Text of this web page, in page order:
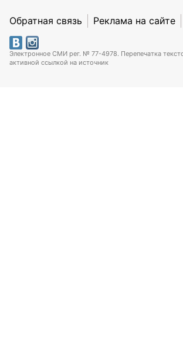
Обратная связь Реклама на сайте
Электронное СМИ рег. № 77-4978. Перепечатка
активной ссылкой на источник